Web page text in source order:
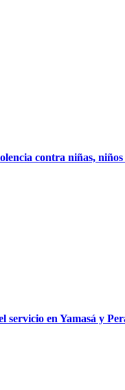
contra niñas,
servicio en Yamasá y